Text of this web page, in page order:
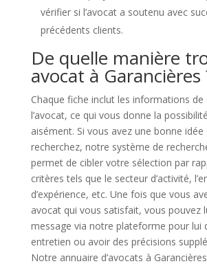
vérifier si l’avocat a soutenu avec
précédents clients.
De quelle manière
avocat à Garancières
Chaque fiche inclut les informations
l’avocat, ce qui vous donne la
aisément. Si vous avez une bonne
recherchez, notre système de
permet de cibler votre sélection par
critères tels que le secteur d’activité,
d’expérience, etc. Une fois que vous
avocat qui vous satisfait, vous pouvez
message via notre plateforme pour lui
entretien ou avoir des précisions
Notre annuaire d’avocats à